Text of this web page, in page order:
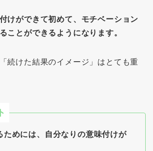
けができて初めて、モチベーション
ことができるようになります。
続けた結果のイメージ」はとても重
ためには、自分なりの意味付けが